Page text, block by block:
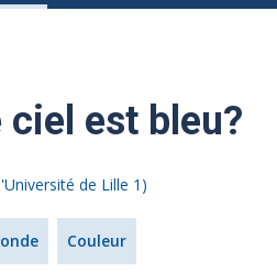
est bleu?
de Lille 1)
Couleur